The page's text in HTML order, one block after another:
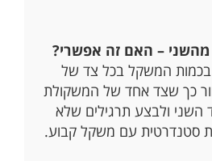
– האם זה אפשרי?
בכמות המשקל בכל צד של
כך שצד אחד של המשקולת
השני ולבצע תרגילים שלא
סטנדרטית עם משקל קבוע.